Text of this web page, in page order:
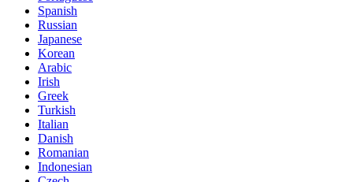
Spanish
Russian
Japanese
Korean
Arabic
Irish
Greek
Turkish
Italian
Danish
Romanian
Indonesian